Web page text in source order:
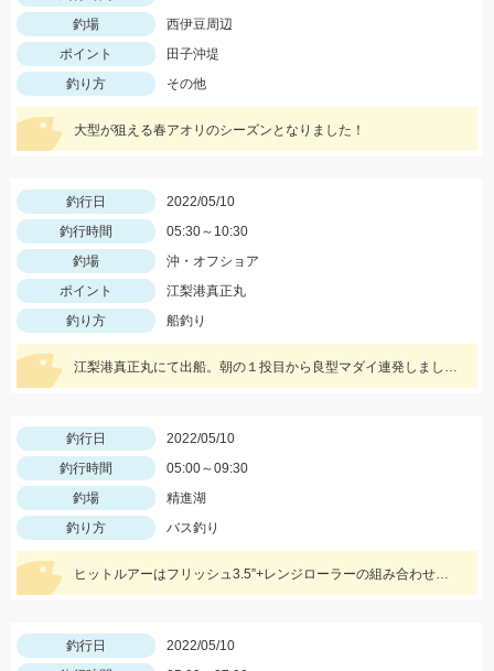
釣場
西伊豆周辺
ポイント
田子沖堤
釣り方
その他
大型が狙える春アオリのシーズンとなりました！
釣行日
2022/05/10
釣行時間
05:30～10:30
釣場
沖・オフショア
ポイント
江梨港真正丸
釣り方
船釣り
江梨港真正丸にて出船。朝の１投目から良型マダイ連発しました！ハリスは4号10ｍを使用。針はチヌ針３号でひかり玉レッド2号を使いました！
釣行日
2022/05/10
釣行時間
05:00～09:30
釣場
精進湖
釣り方
バス釣り
ヒットルアーはフリッシュ3.5”+レンジローラーの組み合わせとスーパースレッジでした！
釣行日
2022/05/10